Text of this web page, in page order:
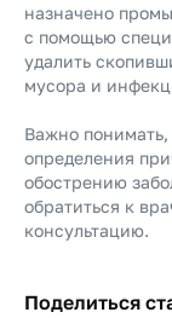
назначено
с помощью
удалить
мусора и
Важно
определения
обострению
обратиться к
консультацию.
Поделиться